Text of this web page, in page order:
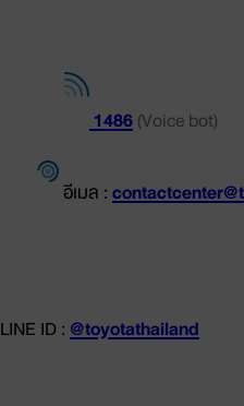
1486(Voice bot)
อีเมล :
LINE ID :@toyotathailand